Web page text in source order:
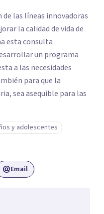
las líneas innovadoras
la calidad de vida de
esta consulta
un programa
a las necesidades
para que la
sea asequible para las
y adolescentes
Email